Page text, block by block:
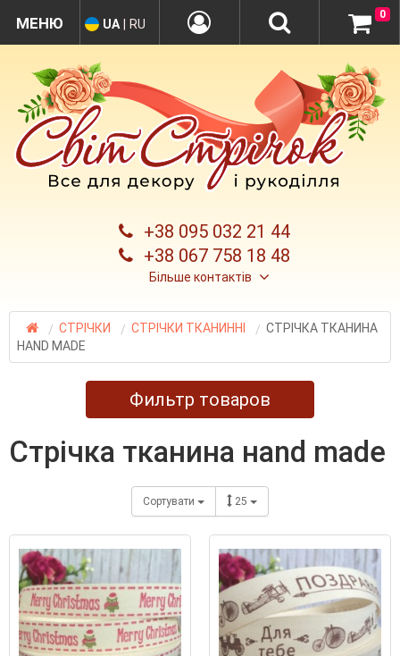
+38 095 032 21 44
+38 067 758 18 48
Більше контактів
UA RU
0
СТРІЧКИ СТРІЧКИ ТКАНИННІ
СТРІЧКА ТКАНИНА
НAND MADE
Фильтр товаров
стрічка тканина нand made
Сортувати 25